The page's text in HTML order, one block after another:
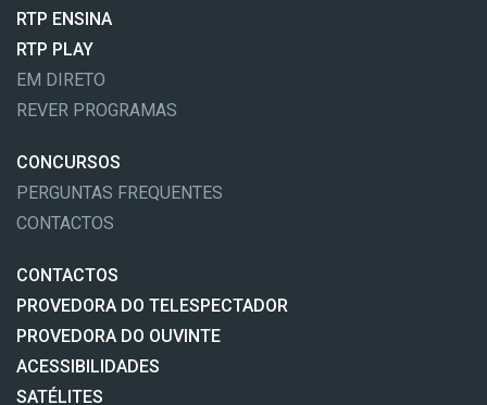
RTP ENSINA
RTP PLAY
EM DIRETO
REVER PROGRAMAS
CONCURSOS
PERGUNTAS FREQUENTES
CONTACTOS
CONTACTOS
PROVEDORA DO TELESPECTADOR
PROVEDORA DO OUVINTE
ACESSIBILIDADES
SATÉLITES